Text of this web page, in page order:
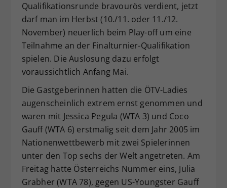
Qualifikationsrunde bravourös verdient, jetzt
darf man im Herbst (10./11. oder 11./12.
November) neuerlich beim Play-off um eine
Teilnahme an der Finalturnier-Qualifikation
spielen. Die Auslosung dazu erfolgt
voraussichtlich Anfang Mai.
Die Gastgeberinnen hatten die ÖTV-Ladies
augenscheinlich extrem ernst genommen und
waren mit Jessica Pegula (WTA 3) und Coco
Gauff (WTA 6) erstmalig seit dem Jahr 2005 im
Nationenwettbewerb mit zwei Spielerinnen
unter den Top sechs der Welt angetreten. Am
Freitag hatte Österreichs Nummer eins, Julia
Grabher (WTA 78), gegen US-Youngster Gauff